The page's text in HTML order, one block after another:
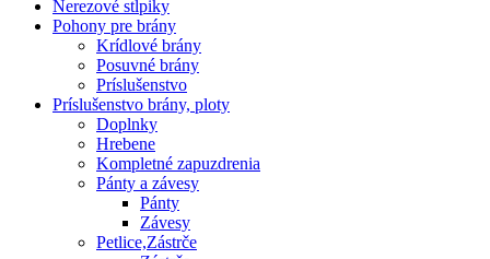
Nerezové stĺpiky
Pohony pre brány
Krídlové brány
Posuvné brány
Príslušenstvo
Príslušenstvo brány, ploty
Doplnky
Hrebene
Kompletné zapuzdrenia
Pánty a závesy
Pánty
Závesy
Petlice,Zástrče